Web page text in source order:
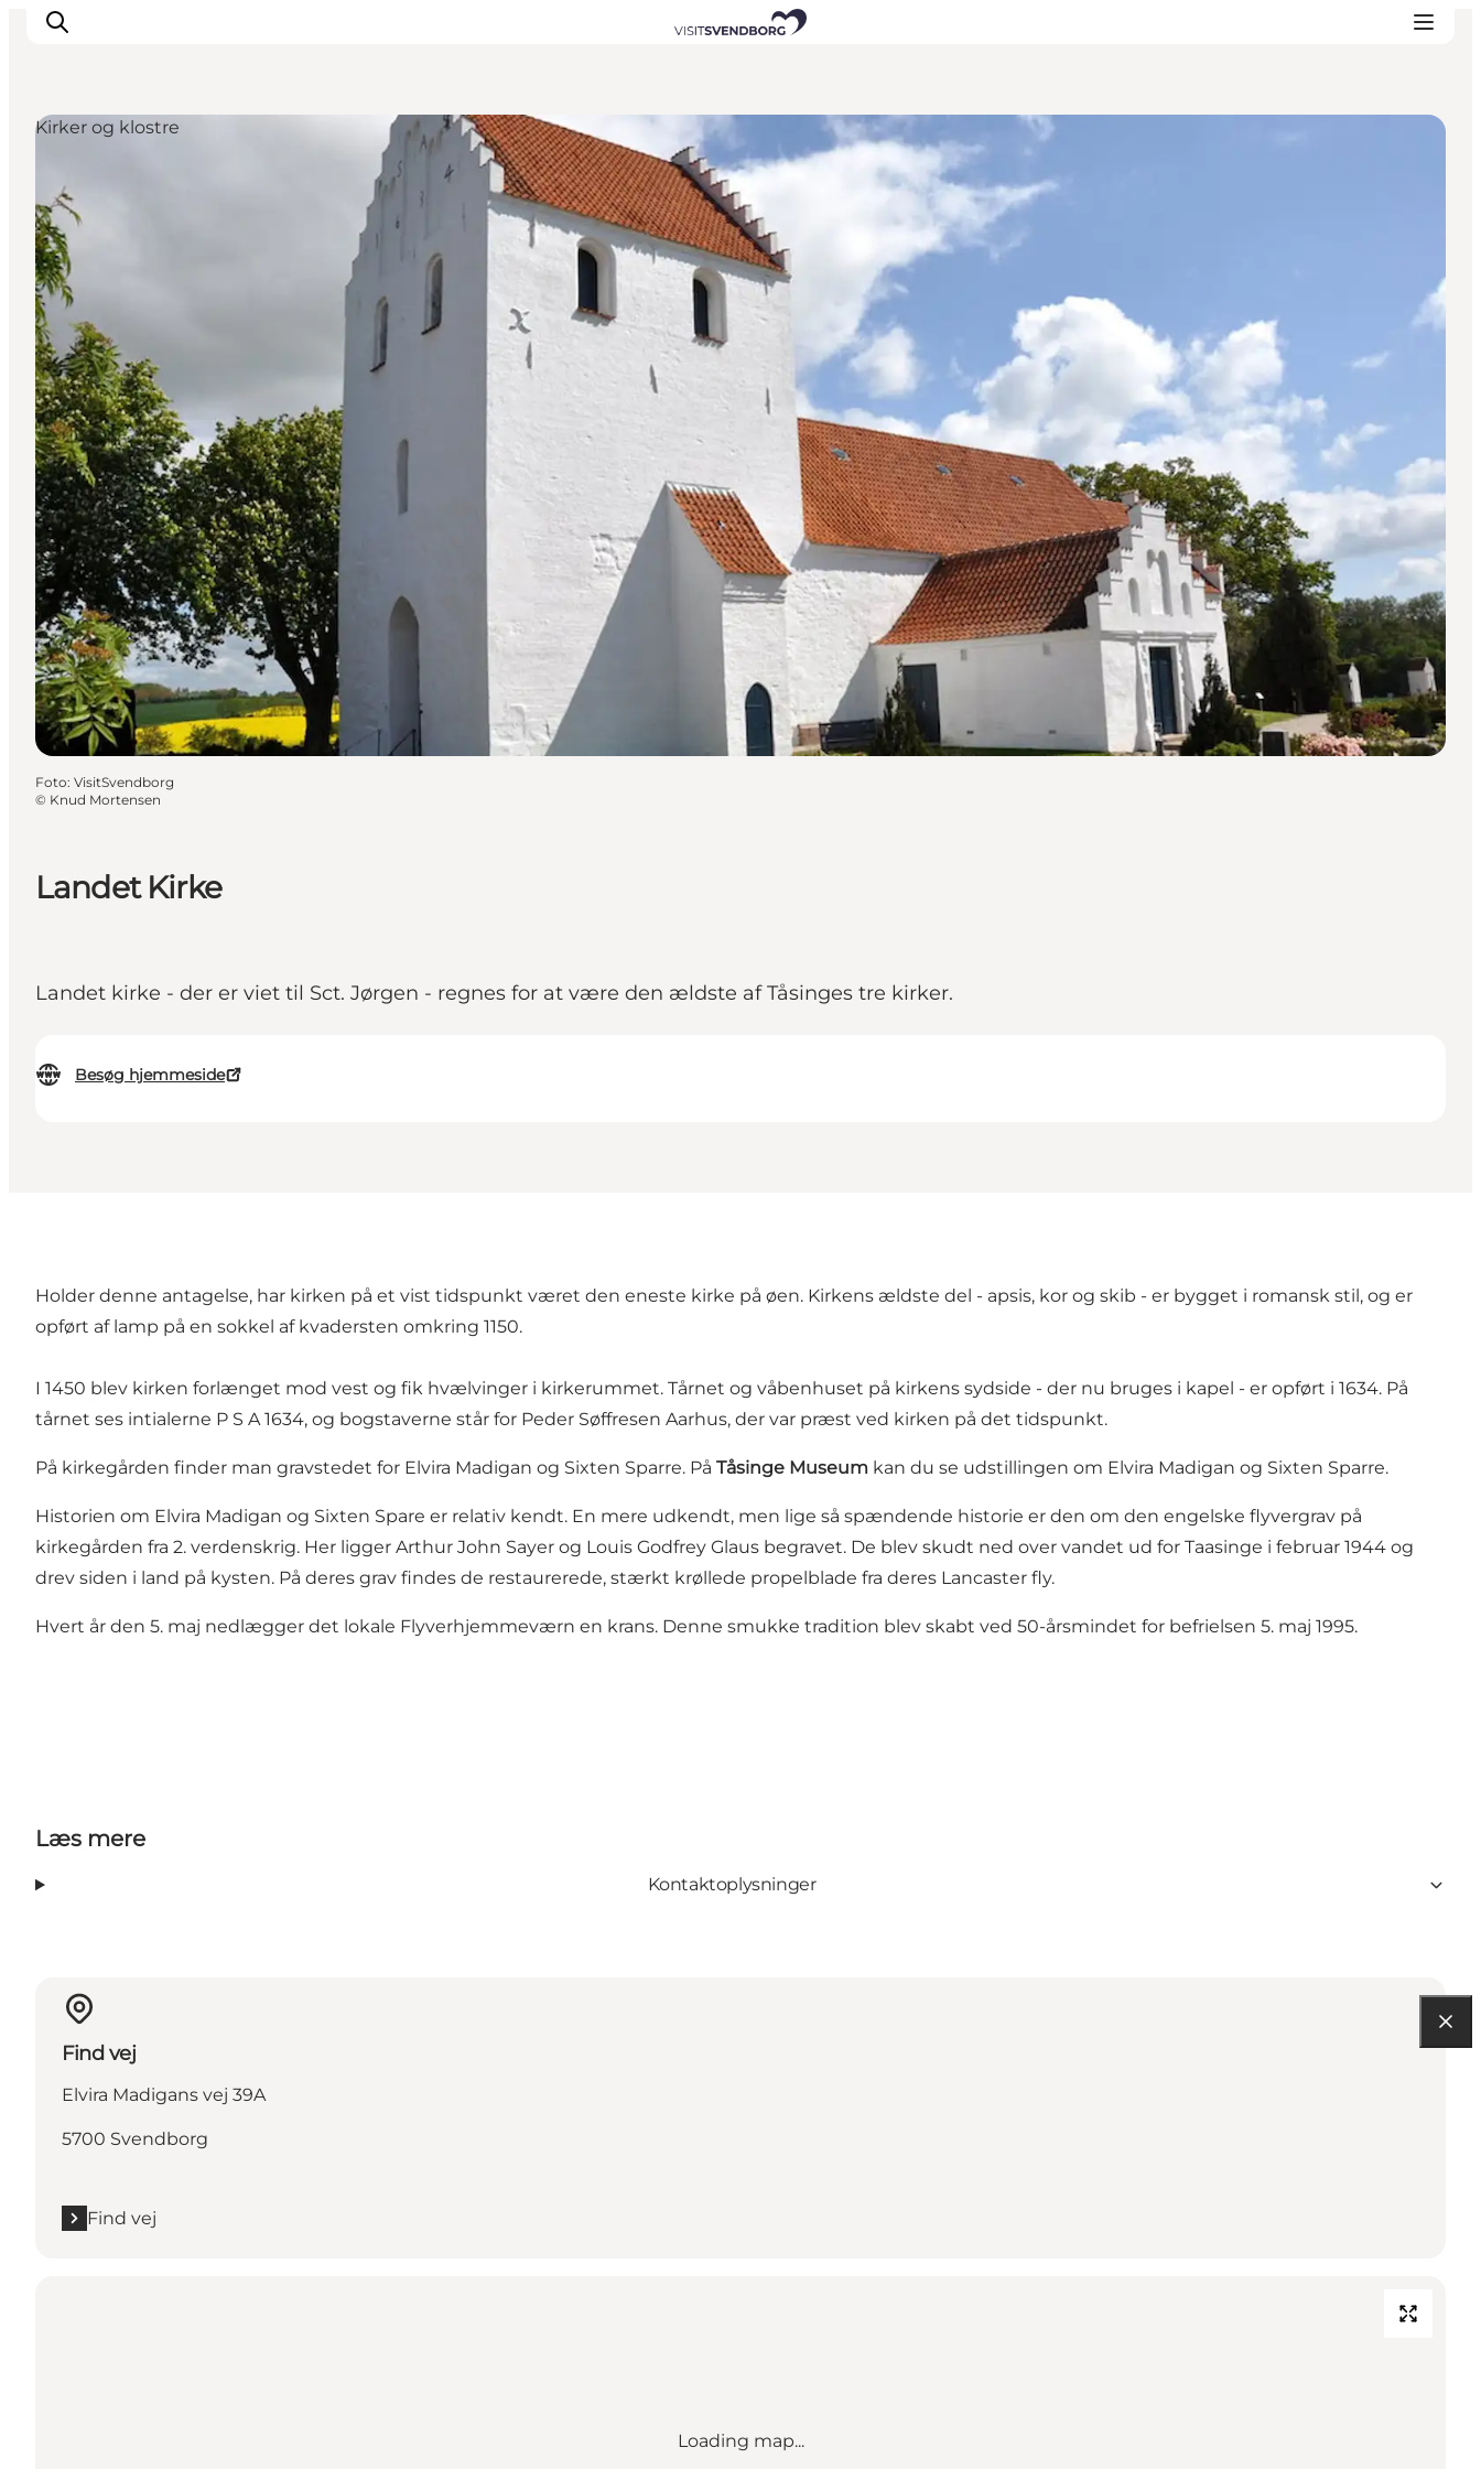
Oplev kultur & natur
Det sker i Svendborg
Spis og drik
handelsbyen Svendborg
Overnatning
Planlæg din tur
Landet Kirke
Landet kirke - der er viet til Sct. Jørgen - regnes for at være den ældste af Tåsinges tre kirker.
Besøg hjemmeside
Kirker og klostre
Foto: VisitSvendborg
© Knud Mortensen
Holder denne antagelse, har kirken på et vist tidspunkt været den eneste kirke på øen. Kirkens ældste del - apsis, kor og skib - er bygget i romansk stil, og er
opført af lamp på en sokkel af kvadersten omkring 1150.
I 1450 blev kirken forlænget mod vest og fik hvælvinger i kirkerummet. Tårnet og våbenhuset på kirkens sydside - der nu bruges i kapel - er opført i 1634. På
tårnet ses intialerne P S A 1634, og bogstaverne står for Peder Søffresen Aarhus, der var præst ved kirken på det tidspunkt.
På kirkegården finder man gravstedet for Elvira Madigan og Sixten Sparre. På Tåsinge Museum kan du se udstillingen om Elvira Madigan og Sixten Sparre.
Historien om Elvira Madigan og Sixten Spare er relativ kendt. En mere udkendt, men lige så spændende historie er den om den engelske flyvergrav på
kirkegården fra 2. verdenskrig. Her ligger Arthur John Sayer og Louis Godfrey Glaus begravet. De blev skudt ned over vandet ud for Taasinge i februar 1944 og
drev siden i land på kysten. På deres grav findes de restaurerede, stærkt krøllede propelblade fra deres Lancaster fly.
Hvert år den 5. maj nedlægger det lokale Flyverhjemmeværn en krans. Denne smukke tradition blev skabt ved 50-årsmindet for befrielsen 5. maj 1995.
Læs mere
Kontaktoplysninger
Find vej
Elvira Madigans vej 39A
5700 Svendborg
Find vej
Loading map...